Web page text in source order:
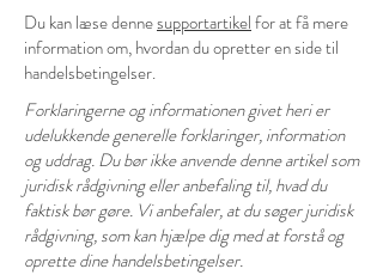
Du kan læse dennesupportartikelfor at få mere
information om, hvordan du opretter en side til
handelsbetingelser.
Forklaringerne og informationen givet heri er
udelukkende generelle forklaringer, information
og uddrag. Du bør ikke anvende denne artikel som
juridisk rådgivning eller anbefaling til, hvad du
faktisk bør gøre. Vi anbefaler, at du søger juridisk
rådgivning, som kan hjælpe dig med at forstå og
oprette dine handelsbetingelser.